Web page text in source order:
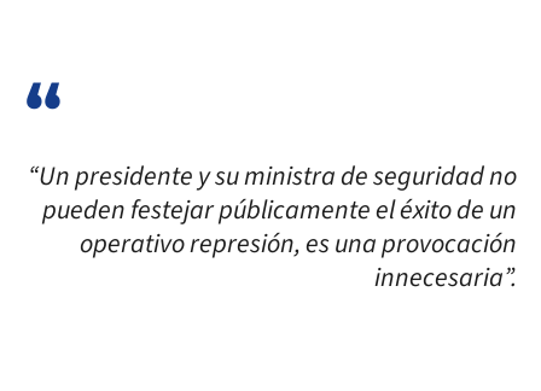
“Un presidente y su ministra de seguridad no
pueden festejar públicamente el éxito de un
operativo represión, es una provocación
innecesaria”.